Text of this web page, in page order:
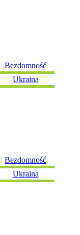
Bezdomność
Ukraina
Bezdomność
Ukraina